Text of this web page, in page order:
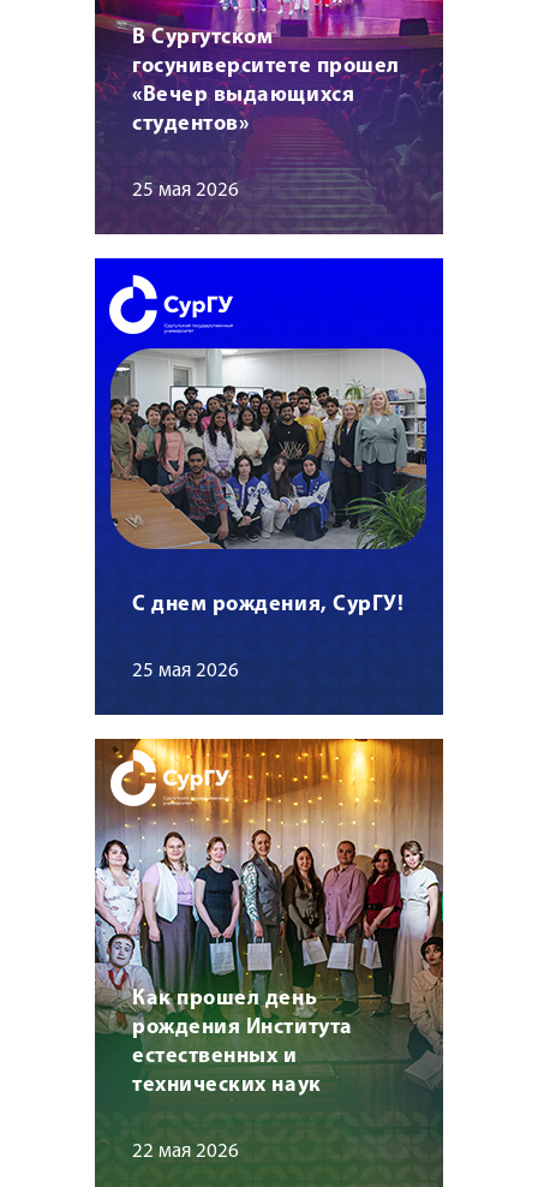
В Сургутском
госуниверситете прошел
«Вечер выдающихся
студентов»
25 мая 2026
С днем рождения, СурГУ!
25 мая 2026
Как прошел день
рождения Института
естественных и
технических наук
22 мая 2026